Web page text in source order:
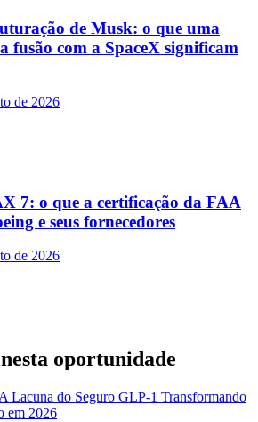
de Musk: o que uma
fusão com a SpaceX significam
de 2026
7: o que a certificação da FAA
e seus fornecedores
de 2026
oportunidade
A Lacuna do Seguro GLP-1 Transformando
em 2026